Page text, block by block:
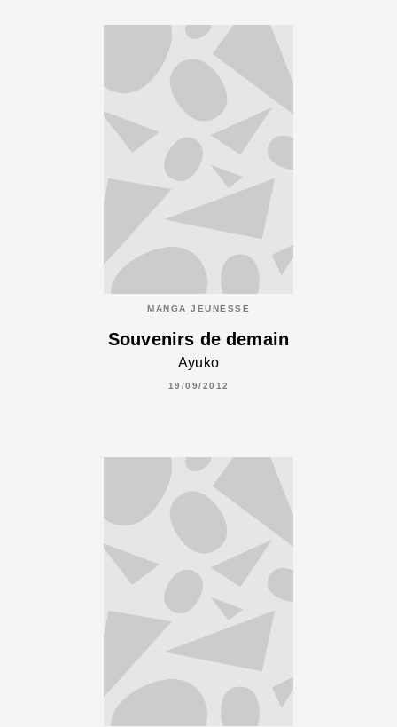
MANGA JEUNESSE
Souvenirs de demain
Ayuko
19/09/2012